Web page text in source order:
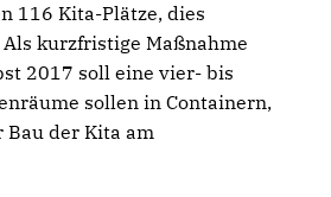
116 Kita-Plätze, dies
kurzfristige Maßnahme
2017 soll eine vier- bis
sollen in Containern,
Bau der Kita am